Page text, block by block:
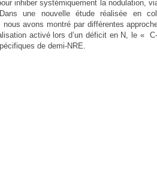
inhiber systémiquement la nodulation,
une nouvelle étude réalisée en
nous avons montré par différentes
activé lors d’un déficit en N, le «
de demi-NRE.